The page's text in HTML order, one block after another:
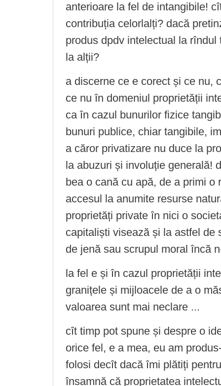
anterioare la fel de intangibile!
contribuția celorlalți? dacă
produs dpdv intelectual la
la alții?
a discerne ce e corect și ce nu,
ce nu în domeniul proprietății
ca în cazul bunurilor fizice
bunuri publice, chiar tangibile,
a căror privatizare nu duce la
la abuzuri și involuție generală!
bea o cană cu apă, de a primi o
accesul la anumite resurse
proprietăți private în nici o
capitaliști visează și la astfel de
de jenă sau scrupul moral încă
la fel e și în cazul proprietății
granițele și mijloacele de a o
valoarea sunt mai neclare ...
cît timp pot spune și despre o
orice fel, e a mea, eu am
folosi decît dacă îmi plătiți
însamnă că proprietatea